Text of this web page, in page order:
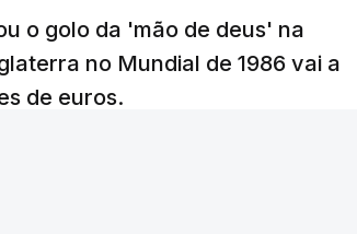
o golo da 'mão de deus' na
no Mundial de 1986 vai a
de euros.